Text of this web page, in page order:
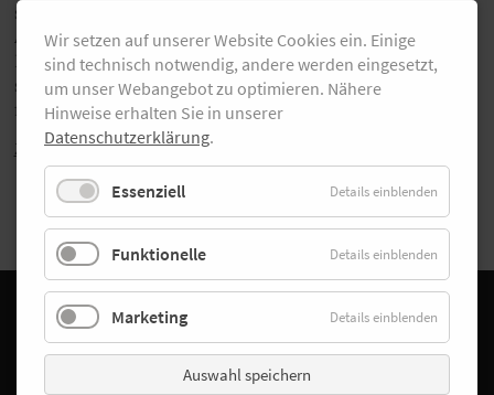
statt. Über 42,195 Kilometer siegten afrikanische
Athleten, über die Halbmarathonstrecke war Patrick
Fiederling (Asics Frontrunner; 1:12:44 h) nicht zu
schlagen. Die schönsten Bilder von Norbert Wilhelmi
findest Du in unserer Galerie.
Zurück
Facebook
Startseite
Laufschuhfinder
Wir setzen auf unserer Website Cookies ein. Einige
sind technisch notwendig, andere werden eingesetzt,
um unser Webangebot zu optimieren. Nähere
Hinweise erhalten Sie in unserer
Datenschutzerklärung.
Essenziell Details einblenden
Funktionelle Details einblenden
Marketing Details einblenden
Auswahl speichern